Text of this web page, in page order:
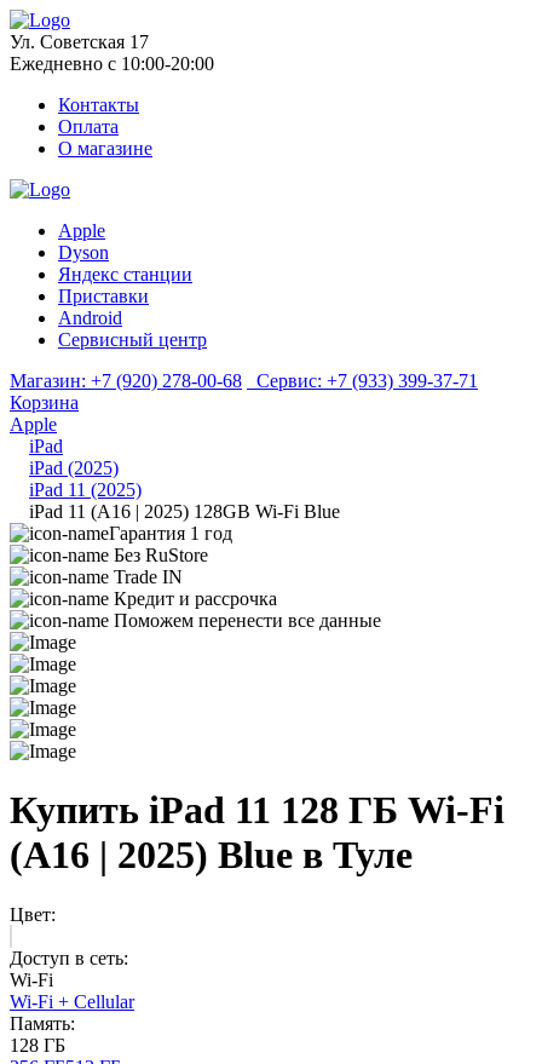
Ул. Советская 17
Ежедневно с 10:00-20:00
Контакты
Оплата
О магазине
Apple
Dyson
Яндекс станции
Приставки
Android
Сервисный центр
Магазин: +7 (920) 278-00-68 Сервис: +7 (933) 399-37-71
Корзина
Apple
iPad
iPad (2025)
iPad 11 (2025)
iPad 11 (A16 | 2025) 128GB Wi-Fi Blue
Гарантия 1 год
Без RuStore
Trade IN
Кредит и рассрочка
Поможем перенести все данные
Купить iPad 11 128 ГБ Wi-Fi
(A16 | 2025) Blue в Туле
Цвет:
Доступ в сеть:
Wi-Fi
Wi-Fi + Cellular
Память:
128 ГБ